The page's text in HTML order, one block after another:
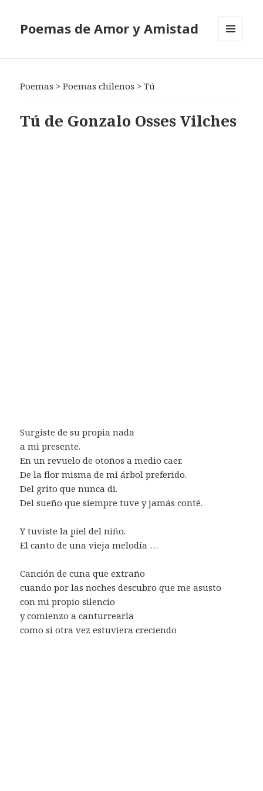
Poemas de Amor y Amistad
Poemas >Poemas chilenos >Tú
Tú de Gonzalo Osses Vilches
Surgiste de su propia nada
a mi presente.
En un revuelo de otoños a medio caer.
De la flor misma de mi árbol preferido.
Del grito que nunca di.
Del sueño que siempre tuve y jamás conté.
Y tuviste la piel del niño.
El canto de una vieja melodía …
Canción de cuna que extraño
cuando por las noches descubro que me asusto
con mi propio silencio
y comienzo a canturrearla
como si otra vez estuviera creciendo